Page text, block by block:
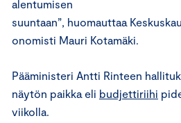
alentumisen
suuntaan”, huomauttaa
onomisti Mauri Kotamäki.
Pääministeri Antti Rinteen
näytön paikka eli budjettiriihi
viikolla.